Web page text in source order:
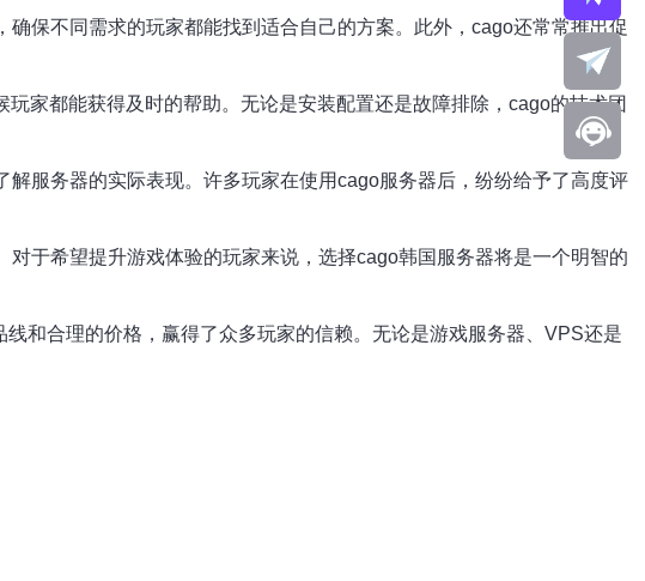
保不同需求的玩家都能找到适合自己的方案。此外，cago还常常推出促
家都能获得及时的帮助。无论是安装配置还是故障排除，cago的技术团
服务器的实际表现。许多玩家在使用cago服务器后，纷纷给予了高度评
于希望提升游戏体验的玩家来说，选择cago韩国服务器将是一个明智的
和合理的价格，赢得了众多玩家的信赖。无论是游戏服务器、VPS还是